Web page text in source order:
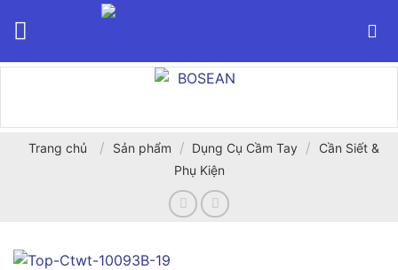
Trang chủ / Sản phẩm / Dụng Cụ Cầm Tay /
Cần Siết &
Phụ Kiện